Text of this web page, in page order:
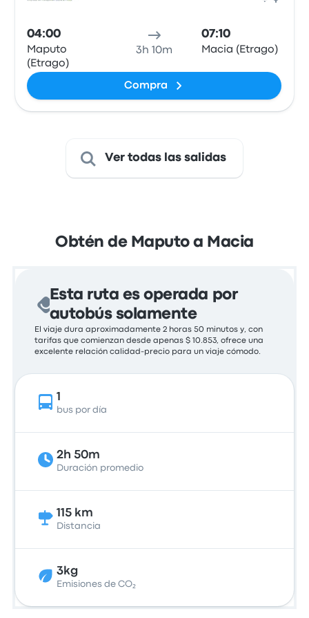
04:00
Maputo
(Etrago)
3h 10m
07:10
Macia (Etrago)
Compra
Ver todas las salidas
Obtén de Maputo a Macia
Esta ruta es operada por
autobús solamente
El viaje dura aproximadamente 2 horas 50 minutos y, con
tarifas que comienzan desde apenas $ 10.853, ofrece una
excelente relación calidad-precio para un viaje cómodo.
1
bus por día
2h 50m
Duración promedio
115 km
Distancia
3kg
Emisiones de CO₂